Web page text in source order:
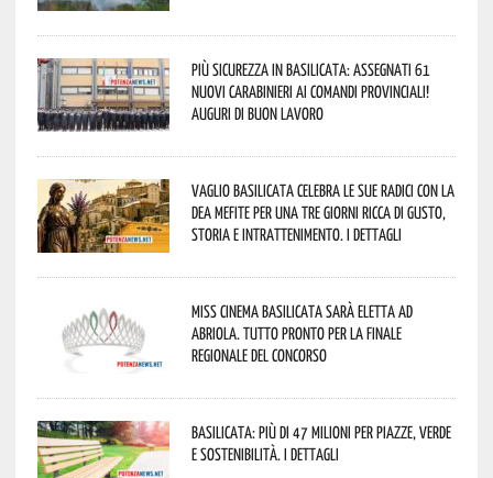
Più sicurezza in Basilicata: assegnati 61
nuovi Carabinieri ai Comandi provinciali!
Auguri di buon lavoro
Vaglio Basilicata celebra le sue radici con la
Dea Mefite per una tre giorni ricca di gusto,
storia e intrattenimento. I dettagli
Miss Cinema Basilicata sarà eletta ad
Abriola. Tutto pronto per la finale
regionale del concorso
Basilicata: più di 47 milioni per piazze, verde
e sostenibilità. I dettagli